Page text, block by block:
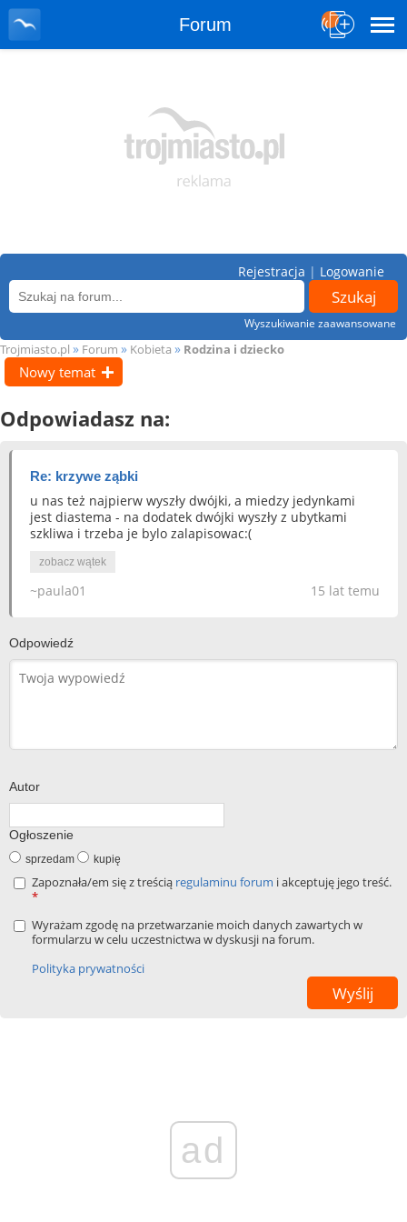
Forum
Wyszukiwanie zaawansowane
Rejestracja | Logowanie
Trojmiasto.pl » Forum » Kobieta » Rodzina i dziecko
Nowy temat
Odpowiadasz na:
Re: krzywe ząbki
u nas też najpierw wyszły dwójki, a miedzy jedynkami
jest diastema - na dodatek dwójki wyszły z ubytkami
szkliwa i trzeba je bylo zalapisowac:(
zobacz wątek
15 lat temu
~paula01
Odpowiedź
Autor
Ogłoszenie
sprzedam kupię
Zapoznała/em się z treścią regulaminu forum i akceptuję jego treść.
*
Wyrażam zgodę na przetwarzanie moich danych zawartych w
formularzu w celu uczestnictwa w dyskusji na forum.
Polityka prywatności
ad